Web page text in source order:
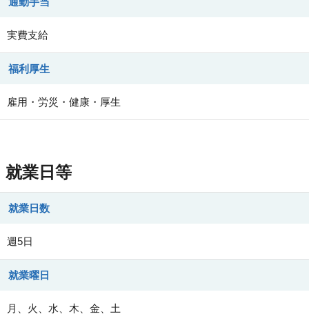
実費支給
福利厚生
雇用・労災・健康・厚生
就業日等
就業日数
週5日
就業曜日
月、火、水、木、金、土